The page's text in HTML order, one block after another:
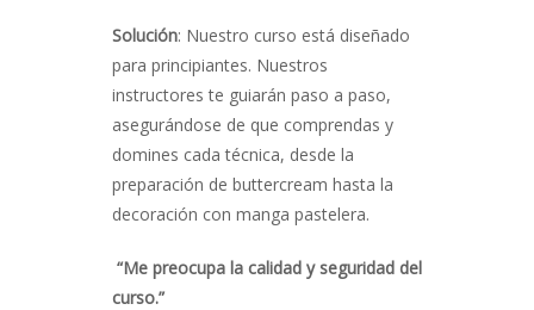
Solución: Nuestro curso está diseñado
para principiantes. Nuestros
instructores te guiarán paso a paso,
asegurándose de que comprendas y
domines cada técnica, desde la
preparación de buttercream hasta la
decoración con manga pastelera.
“Me preocupa la calidad y seguridad del
curso.”